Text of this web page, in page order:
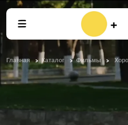
Главная Каталог Фильмы